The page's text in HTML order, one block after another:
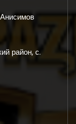
район, с.